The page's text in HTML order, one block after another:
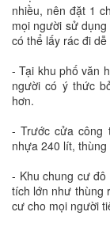
nhiều, nên đặt 1
mọi người sử
có thể lấy rác đi dễ
- Tại khu phố văn
người có ý thức
hơn.
- Trước cửa công
nhựa 240 lít,
- Khu chung cư
tích lớn như thùng
cư cho mọi người